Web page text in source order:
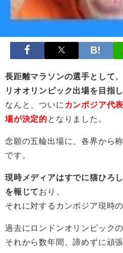
長距離マラソンの選手として、
リオオリンピック出場を目指
なんと、ついに カンボジア代
場が決定的 となりました。
念願の五輪出場に、各界から
です。
現時メディアはすでに猫ひろ
を報じて おり、
それに対するカンボジア現時
過去にロンドンオリンピック
それから数年間、諦めずに頑